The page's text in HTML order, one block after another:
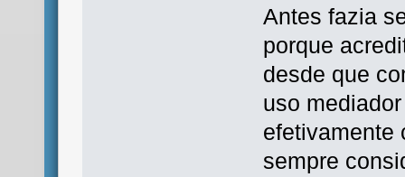
Antes fazia
porque
desde que
uso
efetivamente
sempre